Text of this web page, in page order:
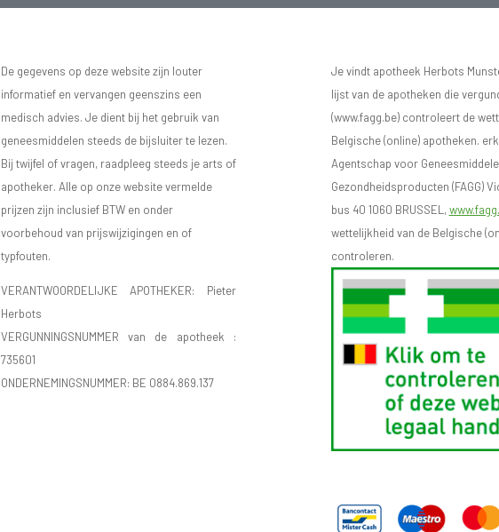
De gegevens op deze website zijn louter
informatief en vervangen geenszins een
medisch advies. Je dient bij het gebruik van
geneesmiddelen steeds de bijsluiter te lezen.
Bij twijfel of vragen, raadpleeg steeds je arts of
apotheker. Alle op onze website vermelde
prijzen zijn inclusief BTW en onder
voorbehoud van prijswijzigingen en of
typfouten.
VERANTWOORDELIJKE APOTHEKER: Pieter
Herbots
VERGUNNINGSNUMMER van de apotheek :
735601
ONDERNEMINGSNUMMER: BE 0884.869.137
Je vindt apotheek Herbots
lijst van de apotheken die
(www.fagg.be) controleert de
Belgische (online) apotheken.
Agentschap voor
Gezondheidsproducten (FAGG)
bus 40 1060 BRUSSEL,
wettelijkheid van de Belgische
controleren.